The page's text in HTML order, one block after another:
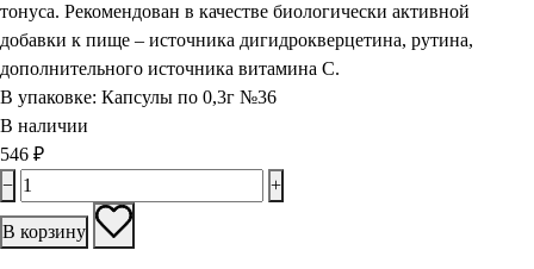
тонуса. Рекомендован в качестве биологически активной
добавки к пище – источника дигидрокверцетина, рутина,
дополнительного источника витамина С.
В упаковке: Капсулы по 0,3г №36
В наличии
546 ₽
−
+
В корзину